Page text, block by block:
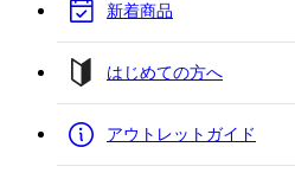
新着商品
はじめての方へ
アウトレットガイド